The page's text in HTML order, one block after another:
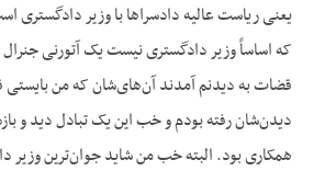
یعنی ریاست عالیه دادسراها با وزیر
که اساساً وزیر دادگستری نیست یک آتورنی
قضات به دیدنم آمدند آن‌های‌شان که من بایستی
دیدن‌شان رفته بودم و خب این یک تبادل دید و
همکاری بود. البته خب من شاید جوان‌ترین وزیر